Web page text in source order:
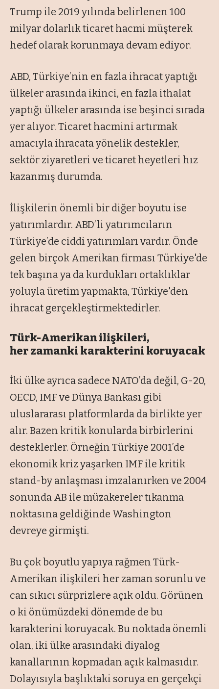
Trump ile 2019 yılında belirlenen 100
milyar dolarlık ticaret hacmi müşterek
hedef olarak korunmaya devam ediyor.
ABD, Türkiye’nin en fazla ihracat yaptığı
ülkeler arasında ikinci, en fazla ithalat
yaptığı ülkeler arasında ise beşinci sırada
yer alıyor. Ticaret hacmini artırmak
amacıyla ihracata yönelik destekler,
sektör ziyaretleri ve ticaret heyetleri hız
kazanmış durumda.
İlişkilerin önemli bir diğer boyutu ise
yatırımlardır. ABD’li yatırımcıların
Türkiye’de ciddi yatırımları vardır. Önde
gelen birçok Amerikan firması Türkiye'de
tek başına ya da kurdukları ortaklıklar
yoluyla üretim yapmakta, Türkiye'den
ihracat gerçekleştirmektedirler.
Türk-Amerikan ilişkileri,
her zamanki karakterini koruyacak
İki ülke ayrıca sadece NATO’da değil, G-20,
OECD, IMF ve Dünya Bankası gibi
uluslararası platformlarda da birlikte yer
alır. Bazen kritik konularda birbirlerini
desteklerler. Örneğin Türkiye 2001’de
ekonomik kriz yaşarken IMF ile kritik
stand-by anlaşması imzalanırken ve 2004
sonunda AB ile müzakereler tıkanma
noktasına geldiğinde Washington
devreye girmişti.
Bu çok boyutlu yapıya rağmen Türk-
Amerikan ilişkileri her zaman sorunlu ve
can sıkıcı sürprizlere açık oldu. Görünen
o ki önümüzdeki dönemde de bu
karakterini koruyacak. Bu noktada önemli
olan, iki ülke arasındaki diyalog
kanallarının kopmadan açık kalmasıdır.
Dolayısıyla başlıktaki soruya en gerçekçi